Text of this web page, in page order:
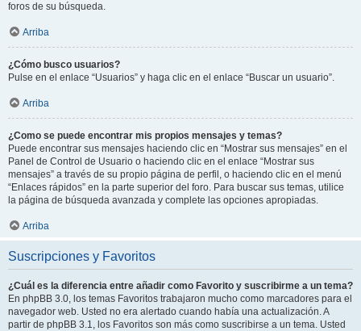
foros de su búsqueda.
Arriba
¿Cómo busco usuarios?
Pulse en el enlace “Usuarios” y haga clic en el enlace “Buscar un usuario”.
Arriba
¿Como se puede encontrar mis propios mensajes y temas?
Puede encontrar sus mensajes haciendo clic en “Mostrar sus mensajes” en el
Panel de Control de Usuario o haciendo clic en el enlace “Mostrar sus
mensajes” a través de su propio página de perfil, o haciendo clic en el menú
“Enlaces rápidos” en la parte superior del foro. Para buscar sus temas, utilice
la página de búsqueda avanzada y complete las opciones apropiadas.
Arriba
Suscripciones y Favoritos
¿Cuál es la diferencia entre añadir como Favorito y suscribirme a un tema?
En phpBB 3.0, los temas Favoritos trabajaron mucho como marcadores para el
navegador web. Usted no era alertado cuando había una actualización. A
partir de phpBB 3.1, los Favoritos son más como suscribirse a un tema. Usted